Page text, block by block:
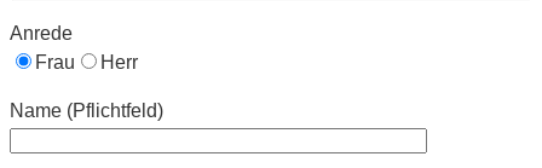
Anrede
Frau
Herr
Name (Pflichtfeld)